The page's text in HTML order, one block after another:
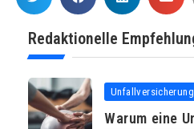
Redaktionelle
Unfallversicherung
Warum eine